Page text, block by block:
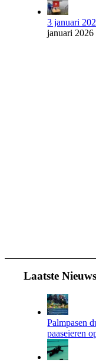
3 januari
januari 2026
Laatste Nieuws
Palmpasen
paaseieren